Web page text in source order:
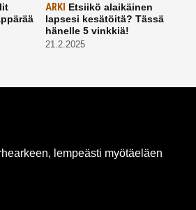
ARKI Etsiikö alaikäinen
lapsesi kesätöitä? Tässä
hänelle 5 vinkkiä!
21.2.2025
lempeästi myötäeläen